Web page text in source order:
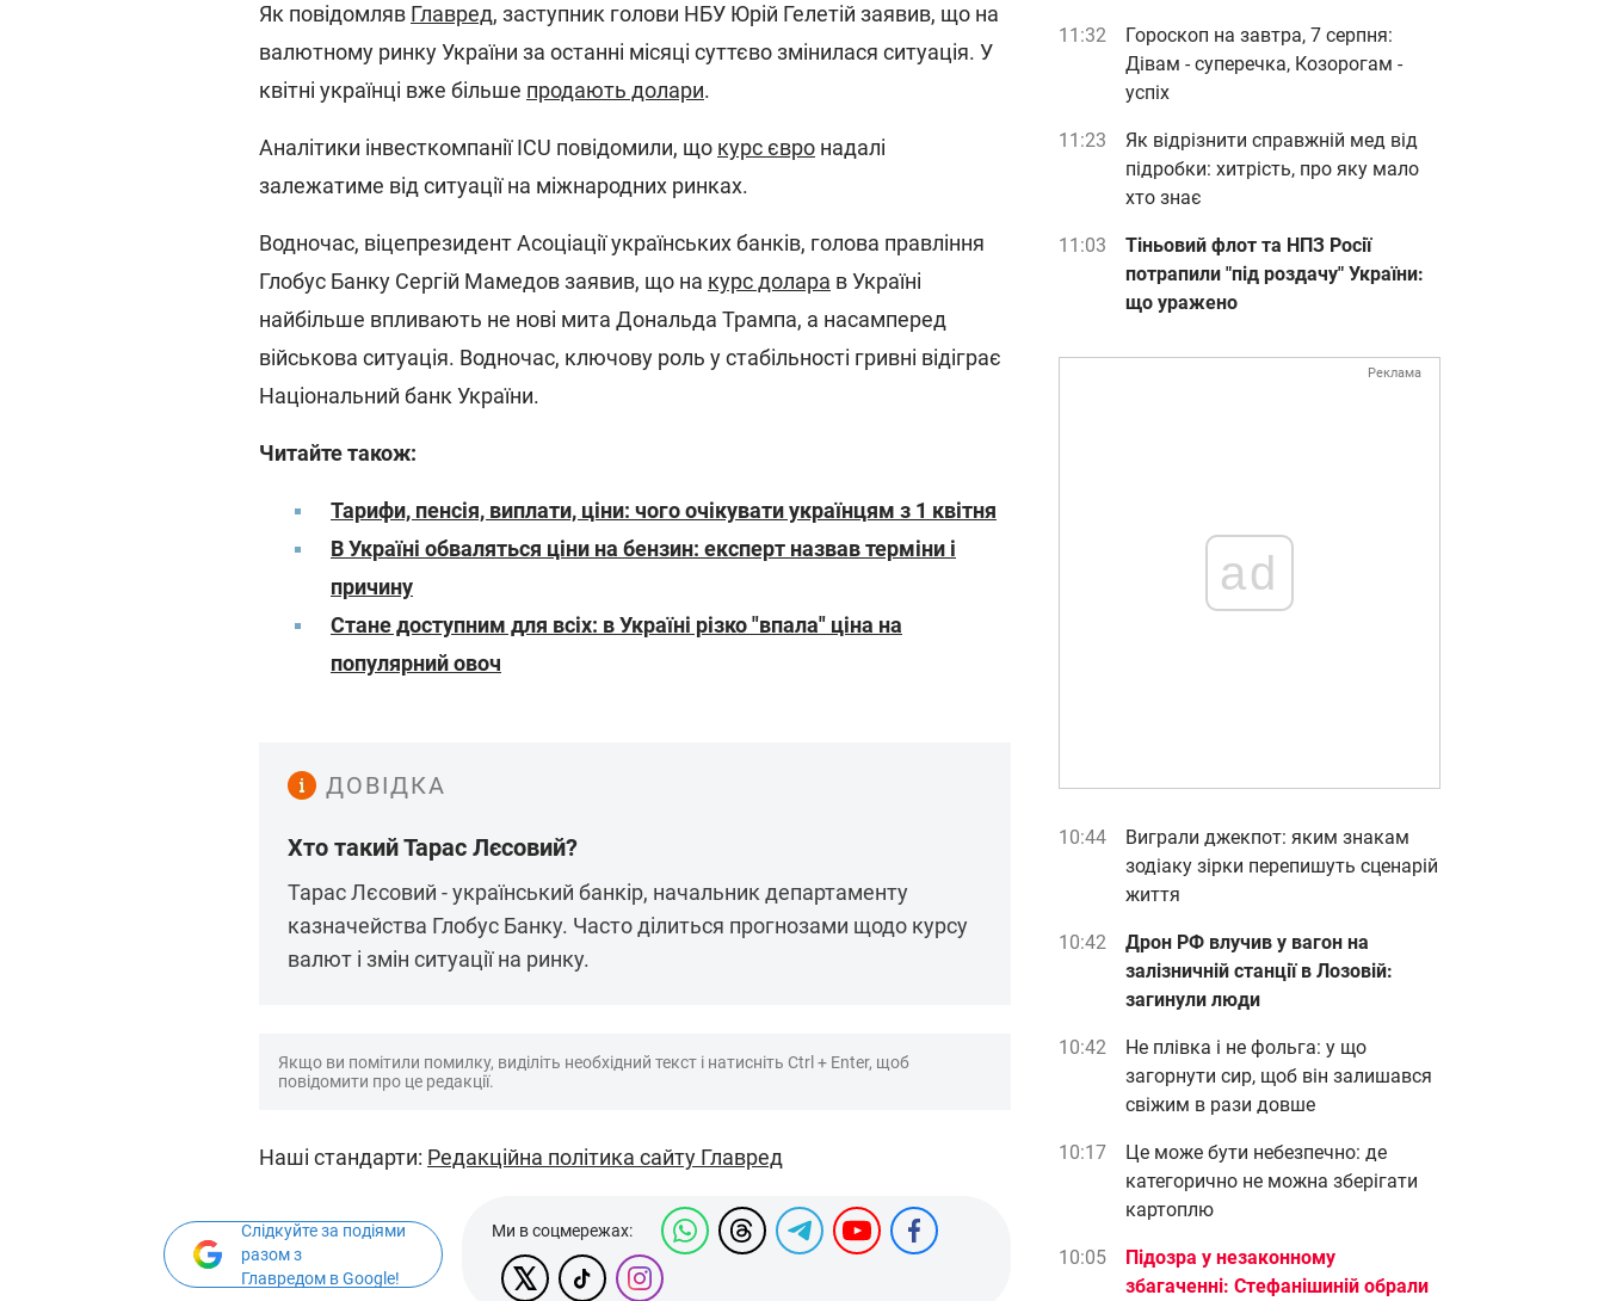
Як повідомляв Главред, заступник голови НБУ Юрій Гелетій заявив, що на
валютному ринку України за останні місяці суттєво змінилася ситуація. У
квітні українці вже більше продають долари.
Аналітики інвесткомпанії ICU повідомили, що курс євро надалі
залежатиме від ситуації на міжнародних ринках.
Водночас, віцепрезидент Асоціації українських банків, голова правління
Глобус Банку Сергій Мамедов заявив, що на курс долара в Україні
найбільше впливають не нові мита Дональда Трампа, а насамперед
військова ситуація. Водночас, ключову роль у стабільності гривні відіграє
Національний банк України.
Читайте також:
Тарифи, пенсія, виплати, ціни: чого очікувати українцям з 1 квітня
В Україні обваляться ціни на бензин: експерт назвав терміни і
причину
Стане доступним для всіх: в Україні різко "впала" ціна на
популярний овоч
ДОВІДКА
Хто такий Тарас Лєсовий?
Тарас Лєсовий - український банкір, начальник департаменту
казначейства Глобус Банку. Часто ділиться прогнозами щодо курсу
валют і змін ситуації на ринку.
Якщо ви помітили помилку, виділіть необхідний текст і натисніть Ctrl + Enter, щоб
повідомити про це редакції.
Наші стандарти: Редакційна політика сайту Главред
Слідкуйте за подіями
разом з
Главредом в Google!
Ми в соцмережах:
11:32
Гороскоп на завтра, 7 серпня:
Дівам - суперечка, Козорогам -
успіх
11:23
Як відрізнити справжній мед від
підробки: хитрість, про яку мало
хто знає
11:03
Тіньовий флот та НПЗ Росії
потрапили "під роздачу" України:
що уражено
Реклама
ad
10:44
Виграли джекпот: яким знакам
зодіаку зірки перепишуть сценарій
життя
10:42
Дрон РФ влучив у вагон на
залізничній станції в Лозовій:
загинули люди
10:42
Не плівка і не фольга: у що
загорнути сир, щоб він залишався
свіжим в рази довше
10:17
Це може бути небезпечно: де
категорично не можна зберігати
картоплю
10:05
Підозра у незаконному
збагаченні: Стефанішиній обрали